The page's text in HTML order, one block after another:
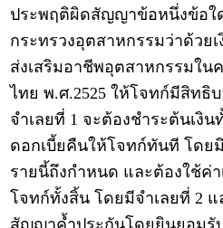
ประพฤติผิดสัญญาข้อหนึ่งข้อใ
กระทรวงอุตสาหกรรมว่าด้วย
ส่งเสริมอาชีพอุตสาหกรรมใน
ไทย พ.ศ.2525 ให้โจทก์มีสิทธิ
จำเลยที่ 1 จะต้องชำระต้นเงิ
ดอกเบี้ยคืนให้โจทก์ทันที โดย
รายนี้ถึงกำหนด และต้องใช้ค่
โจทก์ทั้งสิ้น โดยมีจำเลยที่ 2